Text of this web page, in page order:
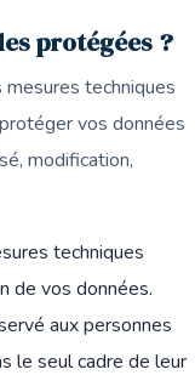
protégées ?
techniques
vos données
modification,
techniques
de vos données.
aux personnes
le seul cadre de leur